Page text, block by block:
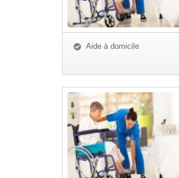
Aide à domicile